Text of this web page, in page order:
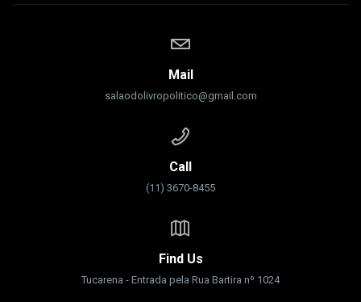
Mail
salaodolivropolitico@gmail.com
Call
(11) 3670-8455
Find Us
Tucarena - Entrada pela Rua Bartira nº 1024